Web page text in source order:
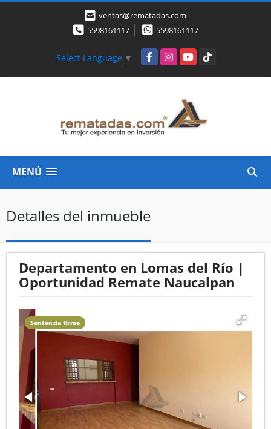
ventas@rematadas.com
5598161117
5598161117
Select Language ▼ FacebookInstagramYouTubeTikTok
MENÚ
Detalles del inmueble
Departamento en Lomas del Río |
Oportunidad Remate Naucalpan
Sentencia firme